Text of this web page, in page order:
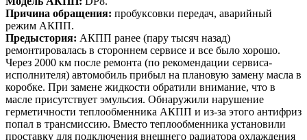
Причина обращения: пробуксовки передач, аварийный
режим АКПП.
Предыстория: АКПП ранее (пару тысяч назад)
ремонтировалась в стороннем сервисе и все было хорошо.
Через 2000 км после ремонта (по рекомендации сервиса-
исполнителя) автомобиль прибыл на плановую замену масла в
коробке. При замене жидкости обратили внимание, что в
масле присутствует эмульсия. Обнаружили нарушение
герметичности теплообменника АКПП и из-за этого антифриз
попал в трансмиссию. Вместо теплообменника установили
проставку для подключения внешнего радиатора охлаждения